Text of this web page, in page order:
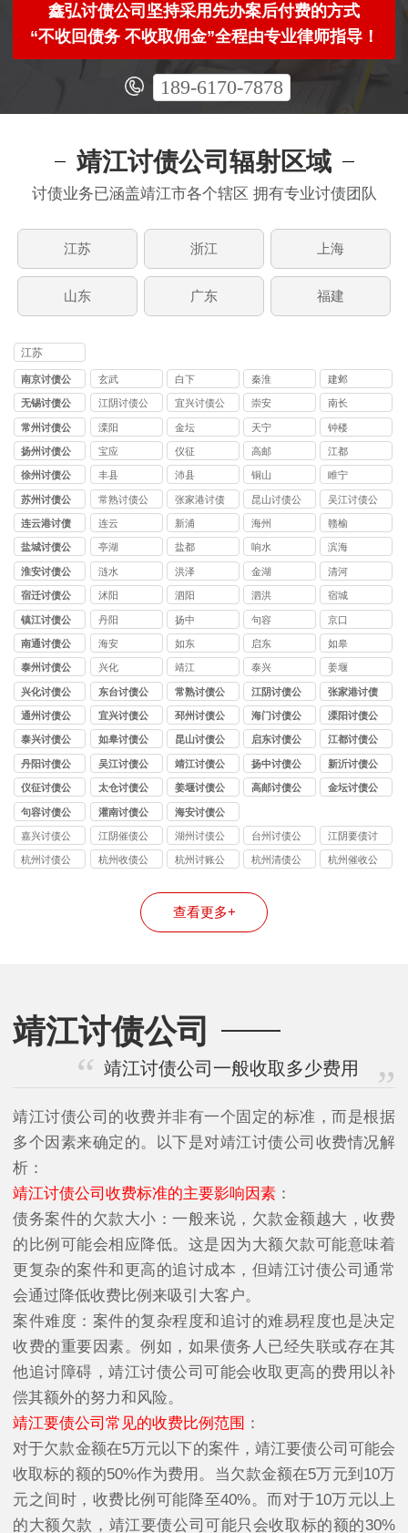
鑫弘讨债公司坚持采用先办案后付费的方式
“不收回债务 不收取佣金”全程由专业律师指导！
189-6170-7878
靖江讨债公司辐射区域
讨债业务已涵盖靖江市各个辖区 拥有专业讨债团队
江苏 浙江 上海
山东 广东 福建
江苏
南京讨债公
司
玄武 白下 秦淮 建邺
无锡讨债公
司
江阴讨债公
司
宜兴讨债公
司
崇安 南长
常州讨债公
司
溧阳 金坛 天宁 钟楼
扬州讨债公
司
宝应 仪征 高邮 江都
徐州讨债公
司
丰县 沛县 铜山 睢宁
苏州讨债公
司
常熟讨债公
司
张家港讨债
公司
昆山讨债公
司
吴江讨债公
司
连云港讨债
公司
连云 新浦 海州 赣榆
盐城讨债公
司
亭湖 盐都 响水 滨海
淮安讨债公
司
涟水 洪泽 金湖 清河
宿迁讨债公
司
沭阳 泗阳 泗洪 宿城
镇江讨债公
司
丹阳 扬中 句容 京口
南通讨债公
司
海安 如东 启东 如皋
泰州讨债公
司
兴化 靖江 泰兴 姜堰
兴化讨债公
司
东台讨债公
司
常熟讨债公
司
江阴讨债公
司
张家港讨债
公司
通州讨债公
司
宜兴讨债公
司
邳州讨债公
司
海门讨债公
司
溧阳讨债公
司
泰兴讨债公
司
如皋讨债公
司
昆山讨债公
司
启东讨债公
司
江都讨债公
司
丹阳讨债公
司
吴江讨债公
司
靖江讨债公
司
扬中讨债公
司
新沂讨债公
司
仪征讨债公
司
太仓讨债公
司
姜堰讨债公
司
高邮讨债公
金坛讨债公
句容讨债公
司
灌南讨债公
司
海安讨债公
司
嘉兴讨债公
司
江阴催债公
司服务
湖州讨债公
司
台州讨债公
司
江阴要债讨
账公司
杭州讨债公
杭州收债公
杭州讨账公
杭州清债公
杭州催收公
查看更多+
靖江讨债公司
靖江讨债公司一般收取多少费用
靖江讨债公司的收费并非有一个固定的标准，而是根据
多个因素来确定的。以下是对靖江讨债公司收费情况解
析：
靖江讨债公司收费标准的主要影响因素 ：
债务案件的欠款大小：一般来说，欠款金额越大，收费
的比例可能会相应降低。这是因为大额欠款可能意味着
更复杂的案件和更高的追讨成本，但靖江讨债公司通常
会通过降低收费比例来吸引大客户。
案件难度：案件的复杂程度和追讨的难易程度也是决定
收费的重要因素。例如，如果债务人已经失联或存在其
他追讨障碍，靖江讨债公司可能会收取更高的费用以补
偿其额外的努力和风险。
靖江要债公司常见的收费比例范围 ：
对于欠款金额在5万元以下的案件，靖江要债公司可能会
收取标的额的50%作为费用。当欠款金额在5万元到10万
元之间时，收费比例可能降至40%。而对于10万元以上
的大额欠款，靖江要债公司可能只会收取标的额的30%